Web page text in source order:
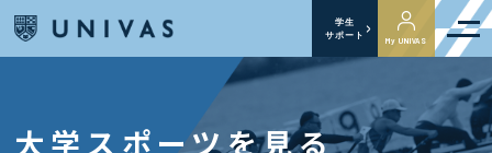
学生
サポート
My UNIVAS
大学スポーツを見る